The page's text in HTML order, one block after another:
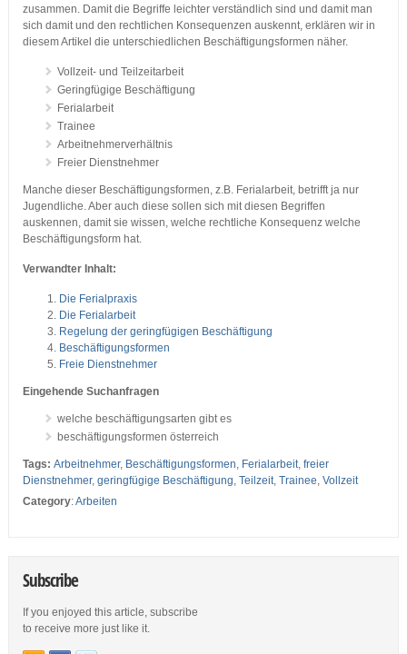
zusammen. Damit die Begriffe leichter verständlich sind und damit man
sich damit und den rechtlichen Konsequenzen auskennt, erklären wir in
diesem Artikel die unterschiedlichen Beschäftigungsformen näher.
Vollzeit- und Teilzeitarbeit
Geringfügige Beschäftigung
Ferialarbeit
Trainee
Arbeitnehmerverhältnis
Freier Dienstnehmer
Manche dieser Beschäftigungsformen, z.B. Ferialarbeit, betrifft ja nur
Jugendliche. Aber auch diese sollen sich mit diesen Begriffen
auskennen, damit sie wissen, welche rechtliche Konsequenz welche
Beschäftigungsform hat.
Verwandter Inhalt:
Die Ferialpraxis
Die Ferialarbeit
Regelung der geringfügigen Beschäftigung
Beschäftigungsformen
Freie Dienstnehmer
Eingehende Suchanfragen
welche beschäftigungsarten gibt es
beschäftigungsformen österreich
Tags: Arbeitnehmer, Beschäftigungsformen, Ferialarbeit, freier
Dienstnehmer, geringfügige Beschäftigung, Teilzeit, Trainee, Vollzeit
Category:Arbeiten
Subscribe
If you enjoyed this article, subscribe
to receive more just like it.